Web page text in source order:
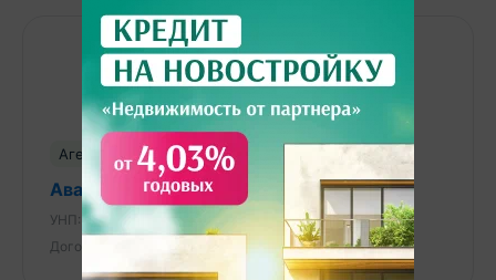
объект - услуга Свой Вариант
Агентство недвижимости
Авангард Недвижимость
УНП:192638407 Лицензия:
от 20.05.2016 № 75
Договор №:
950/1 от 2025-12-17